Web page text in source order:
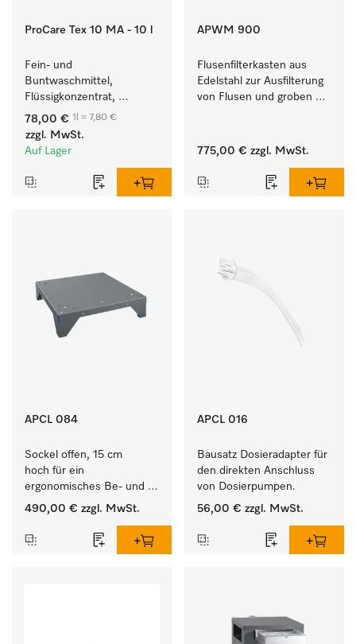
ProCare Tex 10 MA - 10 l
Fein- und
Buntwaschmittel,
Flüssigkonzentrat,
mildalkalisch, 10 l zur
Reinigung von
Buntwäsche und
78,00 € 1l = 7,80 €
zzgl. MwSt.
Auf Lager
APWM 900
Flusenfilterkasten aus
Edelstahl zur Ausfilterung
von Flusen und groben
775,00 € zzgl. MwSt.
APCL 084
Sockel offen, 15 cm
hoch für ein
ergonomisches Be- und
Entladen von
Trockner.
490,00 € zzgl. MwSt.
APCL 016
Bausatz Dosieradapter für
den direkten Anschluss
von Dosierpumpen.
56,00 € zzgl. MwSt.